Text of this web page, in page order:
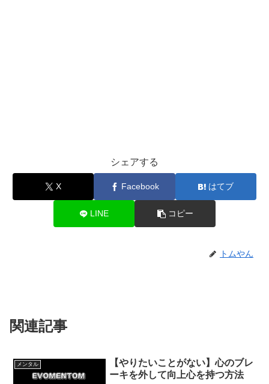
シェアする
X Facebook はてブ
LINE コピー
トムやん
関連記事
メンタル
【やりたいことがない】心のブレ
ーキを外して向上心を持つ方法